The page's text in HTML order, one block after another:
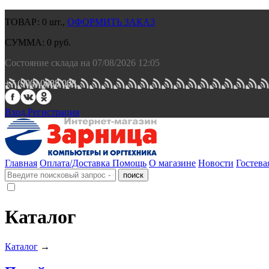
ТОВАР: 0 шт., ОФОРМИТЬ ЗАКАЗ
СУММА: 0 руб.
Состояние склада на 07/08/2026 12:05
+7 (900) 0688 008.
Вход.Регистрация
Главная Оплата/Доставка Помощь О магазине Новости
Каталог
Каталог →